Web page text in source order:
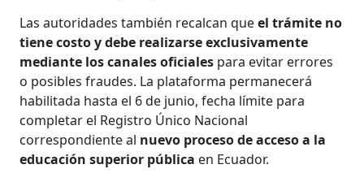
Las autoridades también recalcan queel trámite no
tiene costo y debe realizarse exclusivamente
mediante los canales oficiales para evitar errores
o posibles fraudes. La plataforma permanecerá
habilitada hasta el 6 de junio, fecha límite para
completar el Registro Único Nacional
correspondiente al nuevo proceso de acceso a la
educación superior pública en Ecuador.